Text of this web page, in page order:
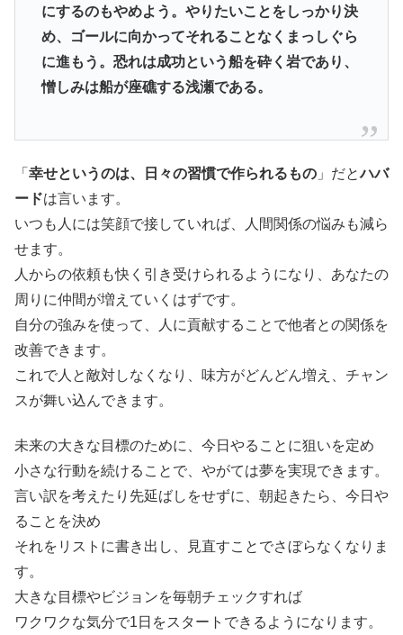
にするのもやめよう。やりたいことをしっかり決
め、ゴールに向かってそれることなくまっしぐら
に進もう。恐れは成功という船を砕く岩であり、
憎しみは船が座礁する浅瀬である。
「 幸せというのは、日々の習慣で作られるもの 」だとハバ
ードは言います。
いつも人には笑顔で接していれば、人間関係の悩みも減ら
せます。
人からの依頼も快く引き受けられるようになり、あなたの
周りに仲間が増えていくはずです。
自分の強みを使って、人に貢献することで他者との関係を
改善できます。
これで人と敵対しなくなり、味方がどんどん増え、チャン
スが舞い込んできます。
未来の大きな目標のために、今日やることに狙いを定め
小さな行動を続けることで、やがては夢を実現できます。
言い訳を考えたり先延ばしをせずに、朝起きたら、今日や
ることを決め
それをリストに書き出し、見直すことでさぼらなくなりま
す。
大きな目標やビジョンを毎朝チェックすれば
ワクワクな気分で1日をスタートできるようになります。